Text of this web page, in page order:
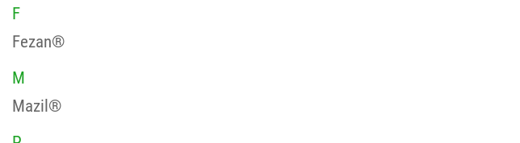
F
Fezan®
M
Mazil®